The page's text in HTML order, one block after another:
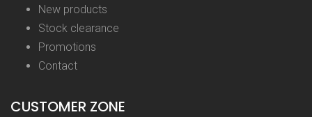
New products
Stock clearance
Promotions
Contact
CUSTOMER ZONE